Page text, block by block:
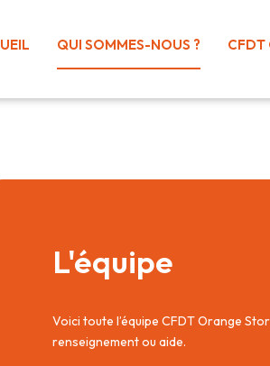
QUI SOMMES-NOUS ? CFDT
L'équipe
Voici toute l’équipe CFDT Orange
renseignement ou aide.